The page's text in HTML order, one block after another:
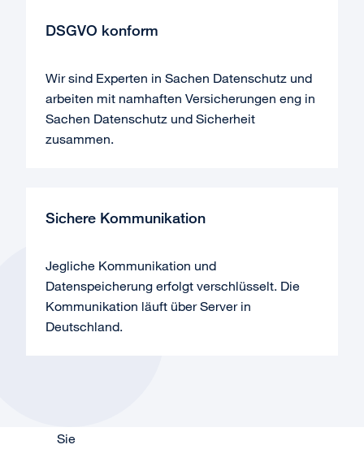
DSGVO konform
Wir sind Experten in Sachen Datenschutz und
arbeiten mit namhaften Versicherungen eng in
Sachen Datenschutz und Sicherheit
zusammen.
Sichere Kommunikation
Jegliche Kommunikation und
Datenspeicherung erfolgt verschlüsselt. Die
Kommunikation läuft über Server in
Deutschland.
Sie